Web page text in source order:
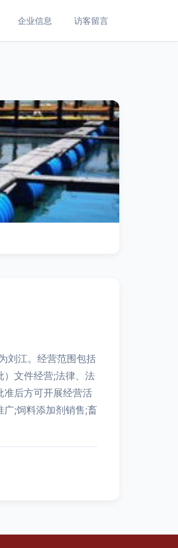
企业信息 访客留言
刘江。经营范围包括
文件经营;法律、法
准后方可开展经营活
;饲料添加剂销售;畜